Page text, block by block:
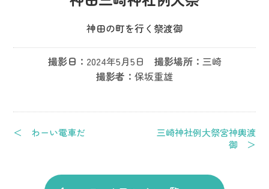
神田の町を行く祭渡御
撮影日： 2024年5月5日 撮影場所： 三崎
撮影者： 保坂重雄
＜ わーい電車だ
三崎神社例大祭宮神輿渡
御 ＞